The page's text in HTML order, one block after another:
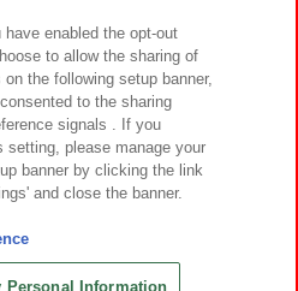
よくあるご質問・お問い合わせ
Amusement Inc.
Amusement Lab Inc.
Ltd. All Rights Reserved.
enabled the opt-out
to allow the sharing of
the following setup banner,
to the sharing
signals . If you
setting, please manage your
banner by clicking the link
and close the banner.
Personal Information